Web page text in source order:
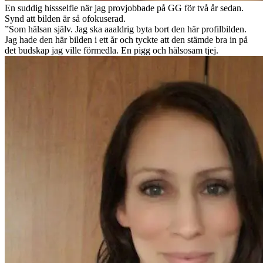
En suddig hissselfie när jag provjobbade på GG för två år sedan.
Synd att bilden är så ofokuserad.
”Som hälsan själv. Jag ska aaaldrig byta bort den här profilbilden.
Jag hade den här bilden i ett år och tyckte att den stämde bra in på
det budskap jag ville förmedla. En pigg och hälsosam tjej.